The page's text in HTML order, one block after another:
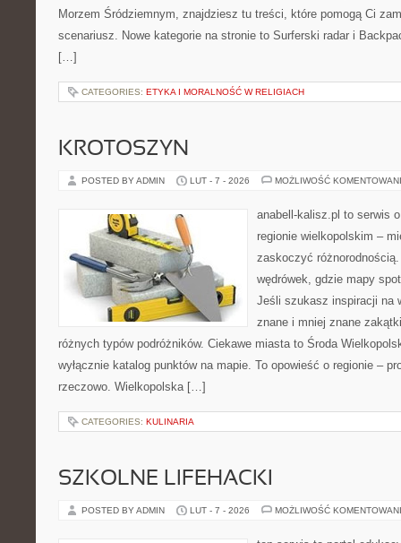
Morzem Śródziemnym, znajdziesz tu treści, które pomogą Ci
scenariusz. Nowe kategorie na stronie to Surferski radar i
[…]
CATEGORIES: ETYKA I MORALNOŚĆ W RELIGIACH
KROTOSZYN
POSTED BY ADMIN LUT - 7 - 2026 MOŻLIWOŚĆ
anabell-kalisz.pl to serwis
regionie wielkopolskim –
zaskoczyć
wędrówek, gdzie mapy
Jeśli szukasz inspiracji na
znane i mniej znane
różnych typów podróżników. Ciekawe miasta to Środa
wyłącznie katalog punktów na mapie. To opowieść o regionie –
rzeczowo. Wielkopolska […]
CATEGORIES: KULINARIA
SZKOLNE LIFEHACKI
POSTED BY ADMIN LUT - 7 - 2026 MOŻLIWOŚĆ